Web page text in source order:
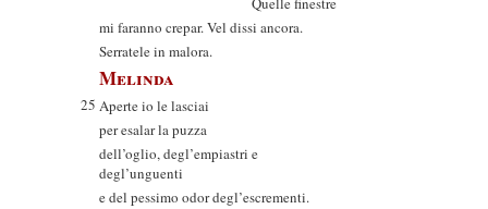
mi faranno crepar. Vel dissi ancora.
Serratele in malora.
Melinda
25 Aperte io le lasciai
per esalar la puzza
dell’oglio, degl’empiastri e
degl’unguenti
e del pessimo odor degl’escrementi.